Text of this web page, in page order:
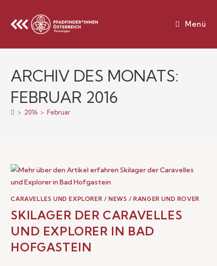
Menü
ARCHIV DES MONATS:
FEBRUAR 2016
> 2016 > Februar
CARAVELLES UND EXPLORER /NEWS /RANGER UND ROVER
SKILAGER DER CARAVELLES
UND EXPLORER IN BAD
HOFGASTEIN